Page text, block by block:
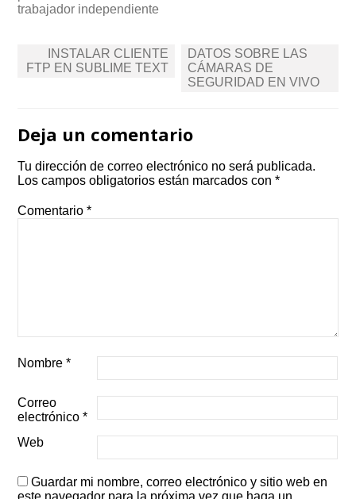
trabajador independiente
Post
navigation
INSTALAR CLIENTE
FTP EN SUBLIME TEXT
DATOS SOBRE LAS
CÁMARAS DE
SEGURIDAD EN VIVO
Deja un comentario
Tu dirección de correo electrónico no será publicada.
Los campos obligatorios están marcados con*
Comentario*
Nombre*
Correo
electrónico*
Web
Guardar mi nombre, correo electrónico y sitio web en
este navegador para la próxima vez que haga un